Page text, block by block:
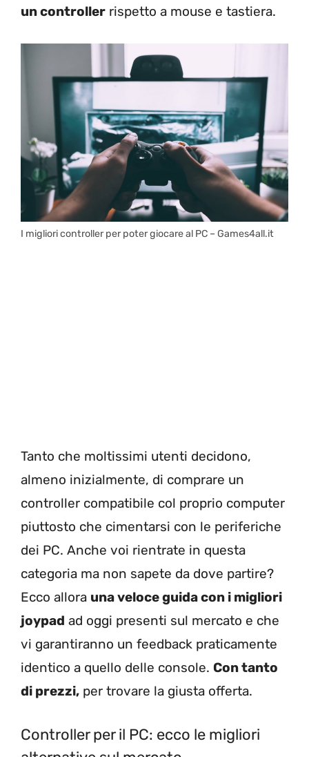
un controller rispetto a mouse e tastiera.
I migliori controller per poter giocare al PC – Games4all.it
Tanto che moltissimi utenti decidono,
almeno inizialmente, di comprare un
controller compatibile col proprio computer
piuttosto che cimentarsi con le periferiche
dei PC. Anche voi rientrate in questa
categoria ma non sapete da dove partire?
Ecco allora una veloce guida con i migliori
joypad ad oggi presenti sul mercato e che
vi garantiranno un feedback praticamente
identico a quello delle console. Con tanto
di prezzi, per trovare la giusta offerta.
Controller per il PC: ecco le migliori